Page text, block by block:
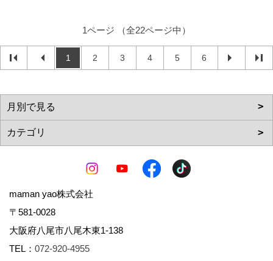
1ページ （全22ページ中）
1 2 3 4 5 6
maman yao株式会社
〒581-0028
大阪府八尾市八尾木東1-138
TEL： 072-920-4955